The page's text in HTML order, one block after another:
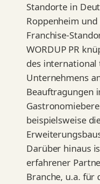
Standorte in
Roppenheim
Franchise-
WORDUP PR
des
Unternehmens
Beauftragungen
beispielsweise
Darüber hinaus
erfahrener
Branche, u.a. für